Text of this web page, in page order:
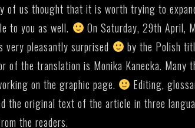
of us thought that it is worth trying to
to you as well.
On Saturday, 29th April,
pleasantly surprised
by the Polish
of the translation is Monika Kanecka. Many
on the graphic page.
Editing,
the original text of the article in three
the readers.